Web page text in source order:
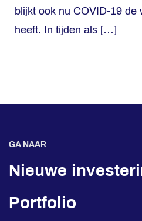
blijkt ook nu COVID-19 de
heeft. In tijden als […]
GA NAAR
Nieuwe
Portfolio